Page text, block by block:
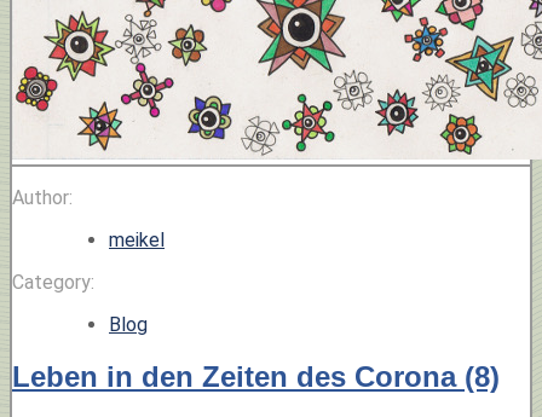
Author:
meikel
Category:
Blog
Leben in den Zeiten des Corona (8)